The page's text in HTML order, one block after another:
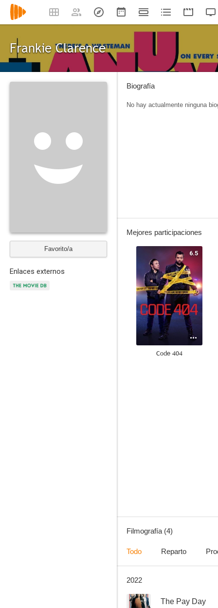
Frankie Clarence
Favorito/a
Enlaces externos
Biografía
No hay actualmente ninguna
Mejores participaciones
6.5
Code 404
Filmografía (4)
Todo Reparto
2022
-- The Pay Day